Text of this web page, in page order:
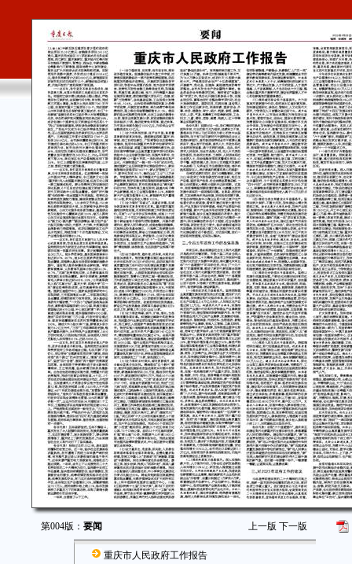
第004版： 要闻 上一版 下一版
重庆市人民政府工作报告